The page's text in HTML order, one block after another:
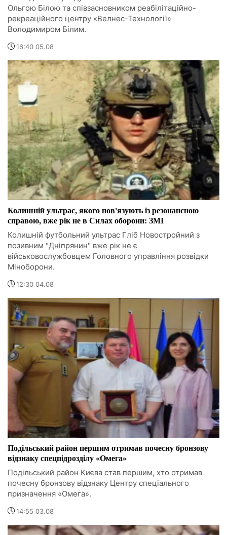
Ольгою Білою та співзасновником реабілітаційно-
рекреаційного центру «Велнес-Технології»
Володимиром Білим.
16:40 05.08
Колишній ультрас, якого пов'язують із резонансною
справою, вже рік не в Силах оборони: ЗМІ
Колишній футбольний ультрас Гліб Новостройний з
позивним "Дніпрянин" вже рік не є
військовослужбовцем Головного управління розвідки
Міноборони.
12:30 04.08
Подільський район першим отримав почесну бронзову
відзнаку спецпідрозділу «Омега»
Подільський район Києва став першим, хто отримав
почесну бронзову відзнаку Центру спеціального
призначення «Омега».
14:55 03.08